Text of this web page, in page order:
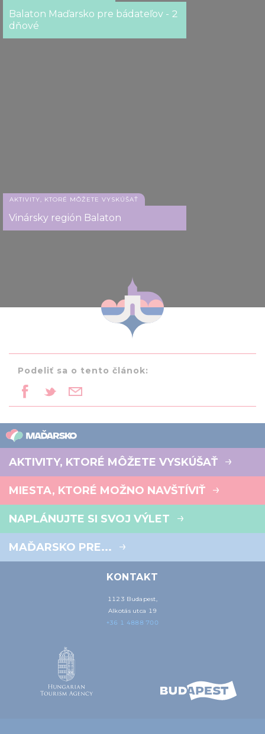
Balaton Maďarsko pre bádateľov - 2
dňové
AKTIVITY, KTORÉ MÔŽETE VYSKÚŠAŤ
Vinársky región Balaton
Podeliť sa o tento článok:
AKTIVITY, KTORÉ MÔŽETE VYSKÚŠAŤ
MIESTA, KTORÉ MOŽNO NAVŠTÍVIŤ
NAPLÁNUJTE SI SVOJ VÝLET
MAĎARSKO PRE...
KONTAKT
1123 Budapest,
Alkotás utca 19
+36 1 4888 700